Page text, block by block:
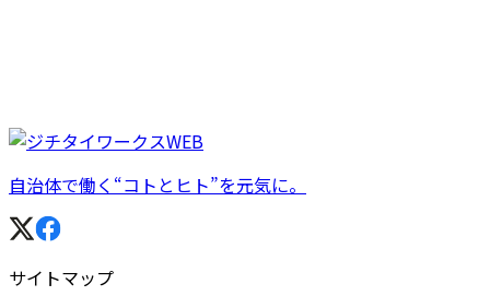
自治体で働く“コトとヒト”を元気に。
サイトマップ